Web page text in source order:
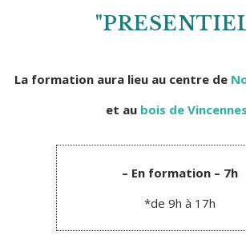
La formation aura lieu au centre de
et au bois de Vincennes
– En formation – 7h
*de 9h à 17h